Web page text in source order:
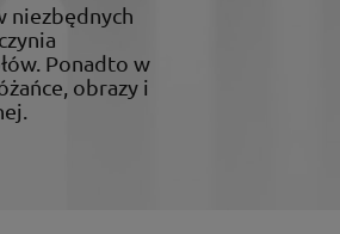
niezbędnych
Ponadto w
obrazy i